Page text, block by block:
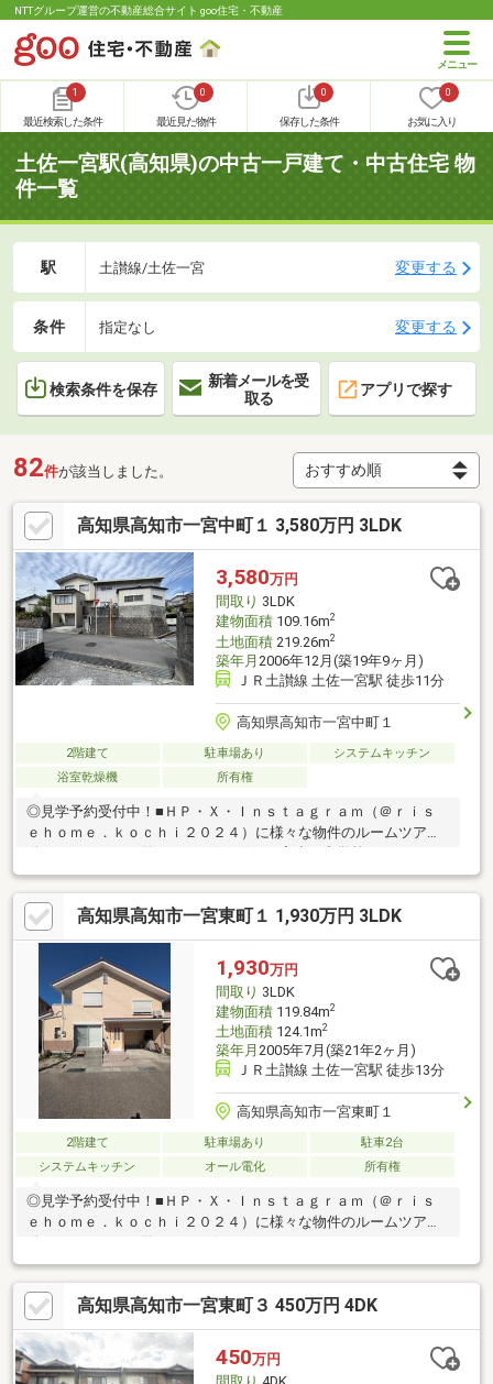
NTTグループ運営の不動産総合サイト goo住宅・不動産
1
最近検索した条件
0
最近見た物件
0
保存した条件
0
お気に入り
土佐一宮駅(高知県)の中古一戸建て・中古住宅 物
件一覧
駅 土讃線/土佐一宮 変更する
条件 指定なし 変更する
検索条件を保存
新着メールを受
取る
アプリで探す
82件が該当しました。
高知県高知市一宮中町１ 3,580万円 3LDK
3,580万円
間取り 3LDK
建物面積109.16m2
土地面積219.26m2
築年月 2006年12月(築19年9ヶ月)
ＪＲ土讃線 土佐一宮駅 徒歩11分
高知県高知市一宮中町１
2階建て 駐車場あり
システムキッチン
浴室乾燥機
所有権
◎見学予約受付中！■ＨＰ・Ｘ・Ｉｎｓｔａｇｒａｍ（＠ｒｉｓ
ｅｈｏｍｅ．ｋｏｃｈｉ２０２４）に様々な物件のルームツアー
も徒歩圏内で好立地！・大容量の倉庫はアウトドア用品の収納や
作業スペースにも最適！・開放感あるLDK23帖！小上がりスペー
スはリビングの一角にある、特別な癒しの空間♪・各階トイレ完
備。倉庫での作業時や来客時にも便利です◎・家族間でもプライ
バシーを大切にできる、独立性の高い3部屋を完備【周辺環境】・
高知市立一宮小学校 徒歩7分（540ｍ）・高知市立一宮中学校
徒歩11分（834ｍ）
高知県高知市一宮東町１ 1,930万円 3LDK
1,930万円
間取り 3LDK
建物面積119.84m2
土地面積124.1m2
築年月 2005年7月(築21年2ヶ月)
ＪＲ土讃線 土佐一宮駅 徒歩13分
高知県高知市一宮東町１
2階建て 駐車場あり
駐車2台
システムキッチン
オール電化 所有権
◎見学予約受付中！■ＨＰ・Ｘ・Ｉｎｓｔａｇｒａｍ（＠ｒｉｓ
ｅｈｏｍｅ．ｋｏｃｈｉ２０２４）に様々な物件のルームツアー
など生活施設が身近に充実・大切な愛車を守るビルトインガレー
ジ付♪・全居室収納に加え、廊下などのデッドスペースを活かした
収納も充実！・18.8帖の大空間。家具を置いてもゆとりある広
さ・全居室6帖以上の広さを確保。大きなベッドや学習机も余裕で
配置可能です◎【周辺環境】・高知市立一宮東小学校 徒歩4分
（284ｍ）・高知市立一宮中学校 徒歩19分（1466ｍ）
高知県高知市一宮東町３ 450万円 4DK
450万円